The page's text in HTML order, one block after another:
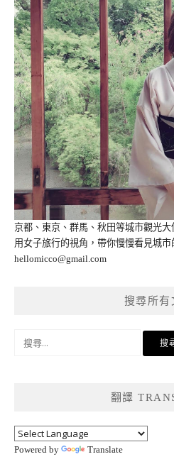
京都、東京、群馬、秋田等城市觀光大
用女子旅行的視角，帶你慢慢看見城市
hellomicco@gmail.com
搜尋所有
翻譯
Powered by Translate